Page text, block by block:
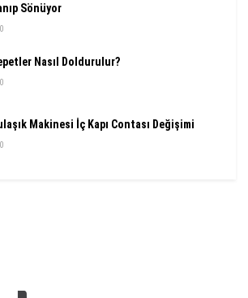
Sönüyor
0
Nasıl Doldurulur?
0
Makinesi İç Kapı Contası Değişimi
0